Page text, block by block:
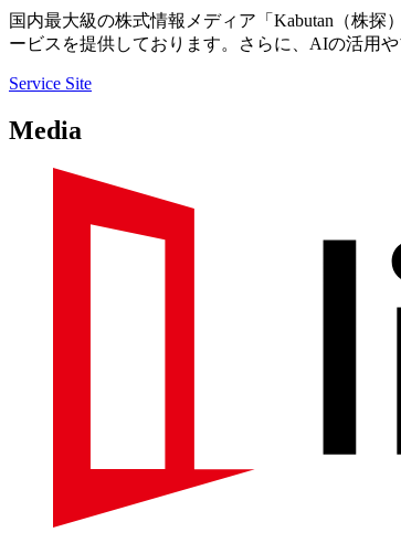
国内最大級の株式情報メディア「Kabutan（株
ービスを提供しております。さらに、AIの活用
Service Site
Media